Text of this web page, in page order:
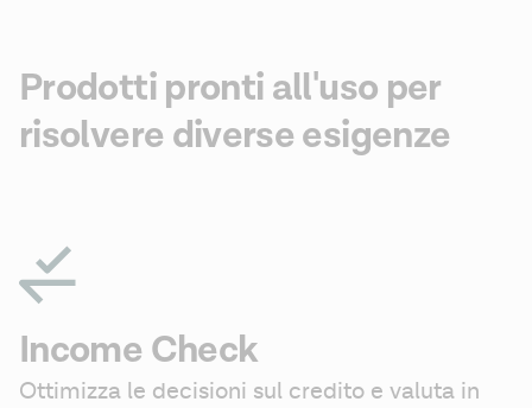
Prodotti pronti all'uso per
risolvere diverse esigenze
Income Check
Ottimizza le decisioni sul credito e valuta in